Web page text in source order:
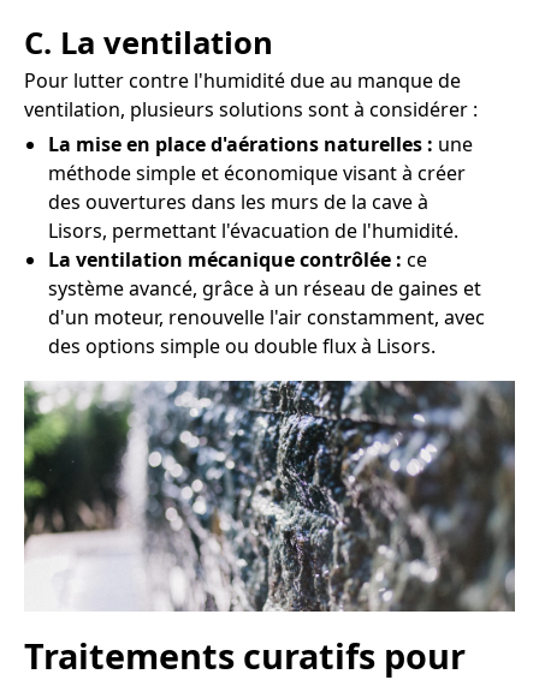
C. La ventilation
Pour lutter contre l'humidité due au manque de
ventilation, plusieurs solutions sont à considérer :
La mise en place d'aérations naturelles : une
méthode simple et économique visant à créer
des ouvertures dans les murs de la cave à
Lisors, permettant l'évacuation de l'humidité.
La ventilation mécanique contrôlée : ce
système avancé, grâce à un réseau de gaines et
d'un moteur, renouvelle l'air constamment, avec
des options simple ou double flux à Lisors.
Traitements curatifs pour